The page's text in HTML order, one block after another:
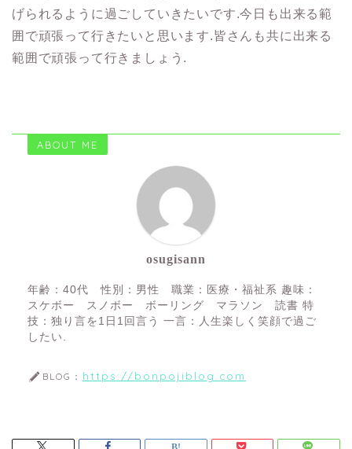
げられるように過ごしていきたいです.今日も出来る範
囲で頑張って行きたいと思います.皆さんも共に出来る
範囲で頑張って行きましょう.
ABOUT ME
osugisann
年齢：40代 性別：男性 職業：医療・福祉系 趣味：
スケボー スノボー ボーリング マラソン 読書 特
技：独り言を1日1回言う 一言：人生楽しく笑顔で過ご
したい.
BLOG： https://bonpojiblog.com